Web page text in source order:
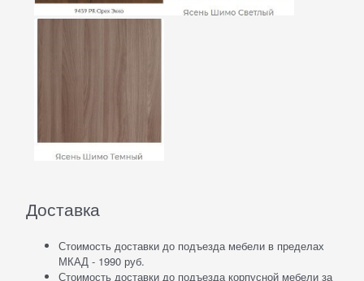
Доставка
Стоимость доставки до подъезда мебели в пределах
МКАД - 1990 руб.
Стоимость доставки до подъезда корпусной мебели за